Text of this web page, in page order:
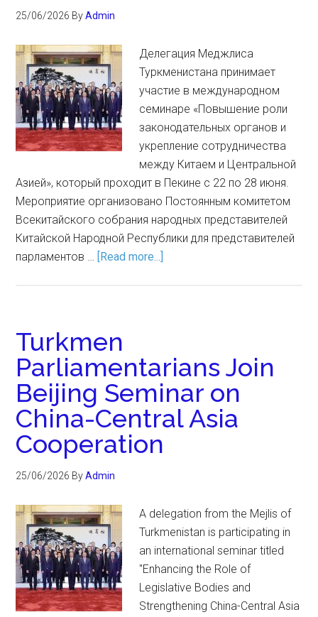
25/06/2026 ByAdmin
Делегация Меджлиса
Туркменистана принимает
участие в международном
семинаре «Повышение роли
законодательных органов и
укрепление сотрудничества
между Китаем и Центральной
Азией», который проходит в Пекине с 22 по 28 июня.
Мероприятие организовано Постоянным комитетом
Всекитайского собрания народных представителей
Китайской Народной Республики для представителей
парламентов … [Read more...]
Turkmen
Parliamentarians Join
Beijing Seminar on
China-Central Asia
Cooperation
25/06/2026 ByAdmin
A delegation from the Mejlis of
Turkmenistan is participating in
an international seminar titled
"Enhancing the Role of
Legislative Bodies and
Strengthening China-Central Asia